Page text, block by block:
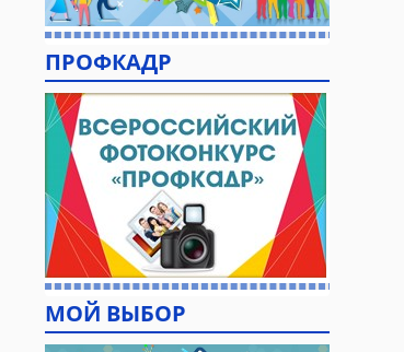
ПРОФКАДР
МОЙ ВЫБОР